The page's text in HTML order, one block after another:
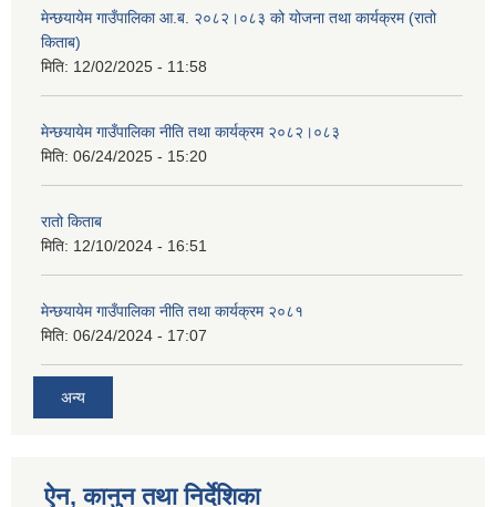
मेन्छयायेम गाउँपालिका आ.ब. २०८२।०८३ को योजना तथा कार्यक्रम (रातो
किताब)
मिति: 12/02/2025 - 11:58
मेन्छयायेम गाउँपालिका नीति तथा कार्यक्रम २०८२।०८३
मिति: 06/24/2025 - 15:20
रातो किताब
मिति: 12/10/2024 - 16:51
मेन्छयायेम गाउँपालिका नीति तथा कार्यक्रम २०८१
मिति: 06/24/2024 - 17:07
अन्य
ऐन, कानुन तथा निर्देशिका